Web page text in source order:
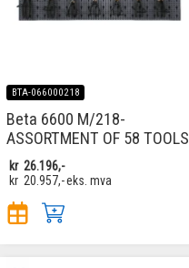
BTA-066000218
Beta 6600 M/218-
ASSORTMENT OF 58 TOOLS
kr 26.196,-
kr 20.957,-eks. mva